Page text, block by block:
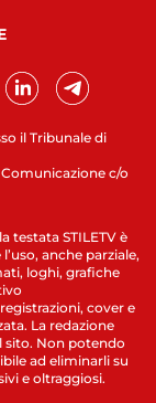
il Tribunale di
c/o
testata STILETV è
anche parziale,
loghi, grafiche
cover e
La redazione
sito. Non potendo
ad eliminarli su
e oltraggiosi.